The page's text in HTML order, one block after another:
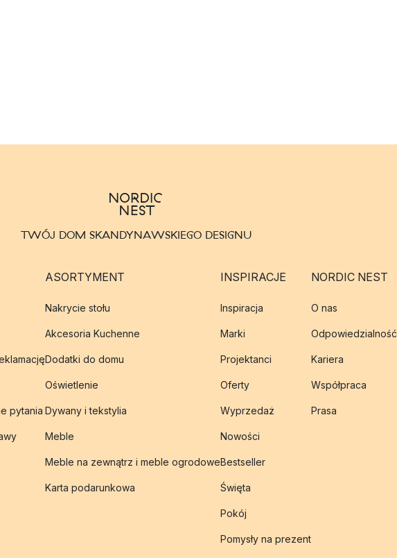
TWÓJ DOM SKANDYNAWSKIEGO DESIGNU
pytania
ASORTYMENT
Nakrycie stołu
Akcesoria Kuchenne
Dodatki do domu
Oświetlenie
Dywany i tekstylia
Meble
Meble na zewnątrz i meble ogrodowe
Karta podarunkowa
INSPIRACJE
Inspiracja
Marki
Projektanci
Oferty
Wyprzedaż
Nowości
Bestseller
Święta
Pokój
Pomysły na prezent
NORDIC NEST
O nas
Odpowiedzialność
Kariera
Współpraca
Prasa